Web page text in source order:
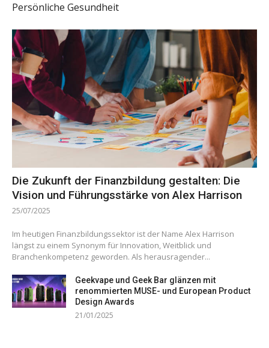
Persönliche Gesundheit
Die Zukunft der Finanzbildung gestalten: Die
Vision und Führungsstärke von Alex Harrison
25/07/2025
Im heutigen Finanzbildungssektor ist der Name Alex Harrison
längst zu einem Synonym für Innovation, Weitblick und
Branchenkompetenz geworden. Als herausragender...
Geekvape und Geek Bar glänzen mit
renommierten MUSE- und European Product
Design Awards
21/01/2025